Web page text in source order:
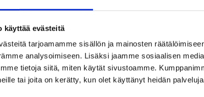
käyttää evästeitä
tarjoamamme sisällön ja mainosten
analysoimiseen. Lisäksi jaamme sosiaalisen
tietoja siitä, miten käytät sivustoamme.
tai joita on kerätty, kun olet käyttänyt heidän
miten voit ottaa meihin yhteyttä ja miten
kun otat meihin yhteyttä liittyen